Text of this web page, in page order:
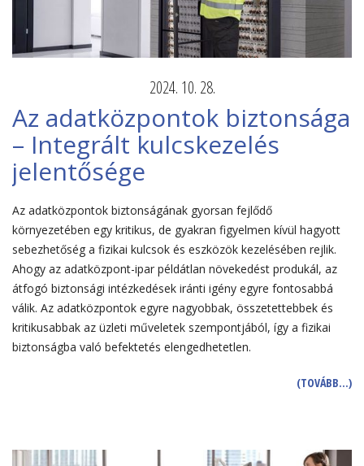
2024. 10. 28.
Az adatközpontok biztonsága
– Integrált kulcskezelés
jelentősége
Az adatközpontok biztonságának gyorsan fejlődő
környezetében egy kritikus, de gyakran figyelmen kívül hagyott
sebezhetőség a fizikai kulcsok és eszközök kezelésében rejlik.
Ahogy az adatközpont-ipar példátlan növekedést produkál, az
átfogó biztonsági intézkedések iránti igény egyre fontosabbá
válik. Az adatközpontok egyre nagyobbak, összetettebbek és
kritikusabbak az üzleti műveletek szempontjából, így a fizikai
biztonságba való befektetés elengedhetetlen.
(TOVÁBB…)